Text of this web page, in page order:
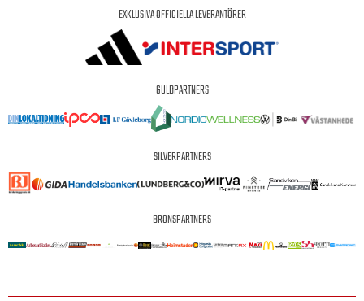
EXKLUSIVA OFFICIELLA LEVERANTÖRER
GULDPARTNERS
SILVERPARTNERS
BRONSPARTNERS